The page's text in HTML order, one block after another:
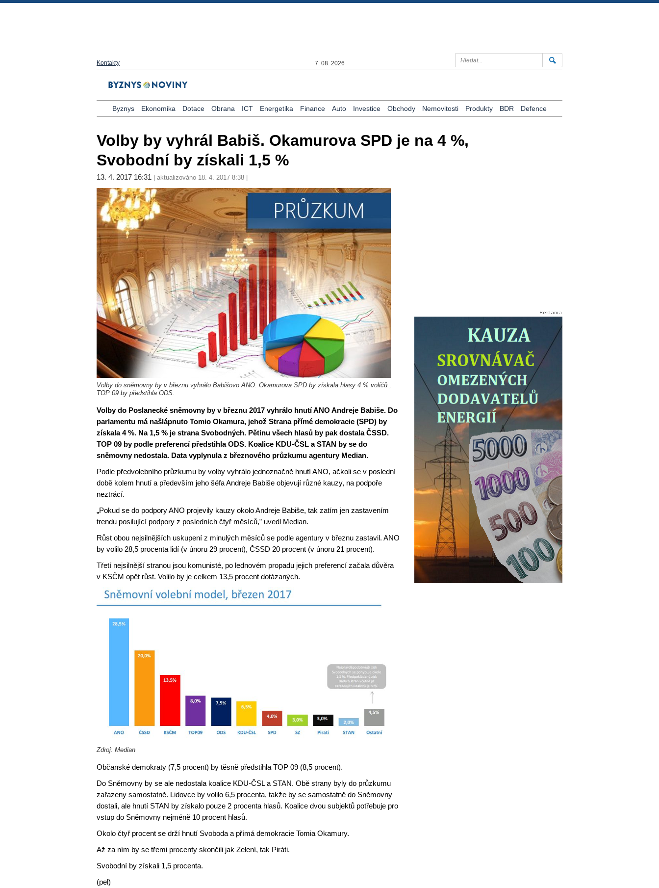
Kontakty 7. 08. 2026
Byznys Ekonomika Dotace Obrana ICT Energetika Finance Auto Investice Obchody Nemovitosti Produkty BDR Defence
Volby by vyhrál Babiš. Okamurova SPD je na 4 %,
Svobodní by získali 1,5 %
13. 4. 2017 16:31 | aktualizováno 18. 4. 2017 8:38 |
Volby do sněmovny by v březnu vyhrálo Babišovo ANO. Okamurova SPD by získala hlasy 4 % voličů.,
TOP 09 by předstihla ODS.
Volby do Poslanecké sněmovny by v březnu 2017 vyhrálo hnutí ANO Andreje Babiše. Do
parlamentu má našlápnuto Tomio Okamura, jehož Strana přímé demokracie (SPD) by
získala 4 %. Na 1,5 % je strana Svobodných. Pětinu všech hlasů by pak dostala ČSSD.
TOP 09 by podle preferencí předstihla ODS. Koalice KDU-ČSL a STAN by se do
sněmovny nedostala. Data vyplynula z březnového průzkumu agentury Median.
Podle předvolebního průzkumu by volby vyhrálo jednoznačně hnutí ANO, ačkoli se v poslední
době kolem hnutí a především jeho šéfa Andreje Babiše objevují různé kauzy, na podpoře
neztrácí.
„Pokud se do podpory ANO projevily kauzy okolo Andreje Babiše, tak zatím jen zastavením
trendu posilující podpory z posledních čtyř měsíců,” uvedl Median.
Růst obou nejsilnějších uskupení z minulých měsíců se podle agentury v březnu zastavil. ANO
by volilo 28,5 procenta lidí (v únoru 29 procent), ČSSD 20 procent (v únoru 21 procent).
Třetí nejsilnější stranou jsou komunisté, po lednovém propadu jejich preferencí začala důvěra
v KSČM opět růst. Volilo by je celkem 13,5 procent dotázaných.
Zdroj: Median
Občanské demokraty (7,5 procent) by těsně předstihla TOP 09 (8,5 procent).
Do Sněmovny by se ale nedostala koalice KDU-ČSL a STAN. Obě strany byly do průzkumu
zařazeny samostatně. Lidovce by volilo 6,5 procenta, takže by se samostatně do Sněmovny
dostali, ale hnutí STAN by získalo pouze 2 procenta hlasů. Koalice dvou subjektů potřebuje pro
vstup do Sněmovny nejméně 10 procent hlasů.
Okolo čtyř procent se drží hnutí Svoboda a přímá demokracie Tomia Okamury.
Až za ním by se třemi procenty skončili jak Zelení, tak Piráti.
Svobodní by získali 1,5 procenta.
(pel)